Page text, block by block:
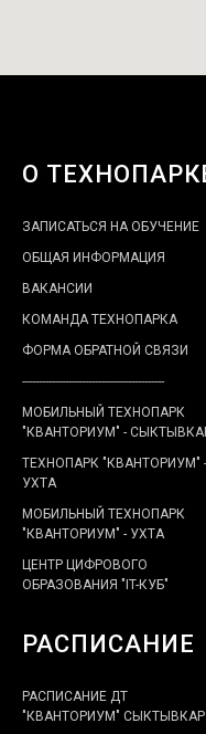
О
ЗАПИСАТЬСЯ НА ОБУЧЕНИЕ
ОБЩАЯ ИНФОРМАЦИЯ
ВАКАНСИИ
КОМАНДА ТЕХНОПАРКА
ФОРМА ОБРАТНОЙ СВЯЗИ
-------------------------------------------
МОБИЛЬНЫЙ ТЕХНОПАРК
"КВАНТОРИУМ" -
ТЕХНОПАРК "КВАНТОРИУМ" -
УХТА
МОБИЛЬНЫЙ ТЕХНОПАРК
"КВАНТОРИУМ" - УХТА
ЦЕНТР ЦИФРОВОГО
ОБРАЗОВАНИЯ "IT-КУБ"
РАСПИСАНИЕ
РАСПИСАНИЕ ДТ
"КВАНТОРИУМ" СЫКТЫВКАР